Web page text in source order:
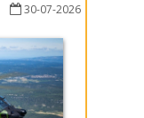
30-07-2026